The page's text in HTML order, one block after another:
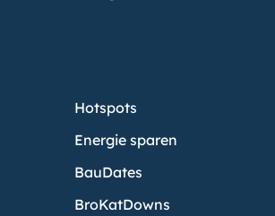
Hotspots
Energie sparen
BauDates
BroKatDowns